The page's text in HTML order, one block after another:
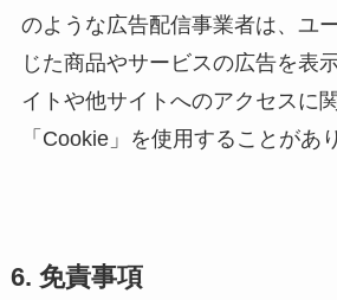
のような広告配信事業者は、ユ
じた商品やサービスの広告を表
イトや他サイトへのアクセスに
「Cookie」を使用することがあ
6. 免責事項